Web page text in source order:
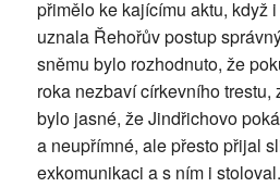
přimělo ke kajícímu aktu, když
uznala Řehořův postup
sněmu bylo rozhodnuto, že
roka nezbaví církevního trestu,
bylo jasné, že Jindřichovo
a neupřímné, ale přesto přijal
exkomunikaci a s ním i